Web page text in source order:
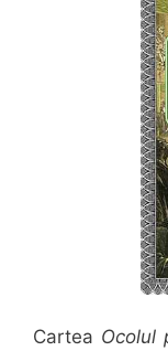
Cartea Ocolul